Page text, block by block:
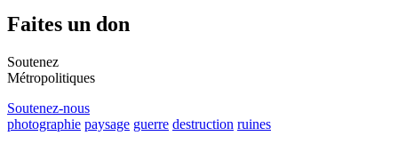
Faites un don
Soutenez
Métropolitiques
Soutenez-nous
photographie paysage guerre destruction ruines